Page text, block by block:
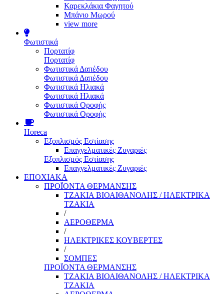
Καρεκλάκια Φαγητού
Μπάνιο Μωρού
view more
Φωτιστικά
Πορτατίφ
Πορτατίφ
Φωτιστικά Δαπέδου
Φωτιστικά Δαπέδου
Φωτιστικά Ηλιακά
Φωτιστικά Ηλιακά
Φωτιστικά Οροφής
Φωτιστικά Οροφής
Horeca
Εξοπλισμός Εστίασης
Επαγγελματικές Ζυγαριές
Εξοπλισμός Εστίασης
Επαγγελματικές Ζυγαριές
ΕΠΟΧΙΑΚΑ
ΠΡΟΪΟΝΤΑ ΘΕΡΜΑΝΣΗΣ
ΤΖΑΚΙΑ ΒΙΟΑΙΘΑΝΟΛΗΣ / ΗΛΕΚΤΡΙΚΑ
ΤΖΑΚΙΑ
/
ΑΕΡΟΘΕΡΜΑ
/
ΗΛΕΚΤΡΙΚΕΣ ΚΟΥΒΕΡΤΕΣ
/
ΣΟΜΠΕΣ
ΠΡΟΪΟΝΤΑ ΘΕΡΜΑΝΣΗΣ
ΤΖΑΚΙΑ ΒΙΟΑΙΘΑΝΟΛΗΣ / ΗΛΕΚΤΡΙΚΑ
ΤΖΑΚΙΑ